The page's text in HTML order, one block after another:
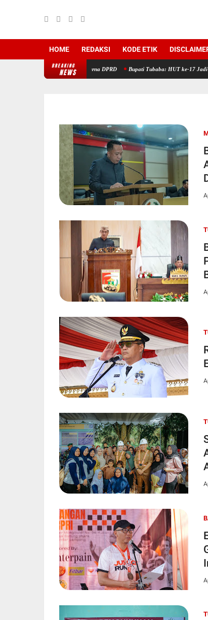
HOME REDAKSI KODE ETIK
BREAKING
NEWS
Dalam Rapat Paripurna DPRD Bupati Tubaba: HUT ke-17 Jadi Momentum